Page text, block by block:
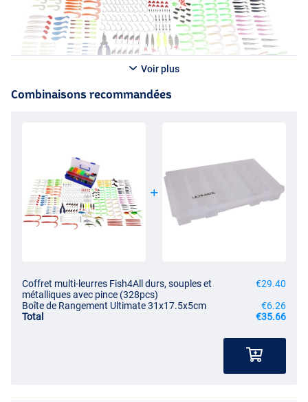
Voir plus
Combinaisons recommandées
Coffret multi-leurres Fish4All durs, souples et
métalliques avec pince (328pcs)
€29.40
Boîte de Rangement Ultimate 31x17.5x5cm
€6.26
Total
€35.66